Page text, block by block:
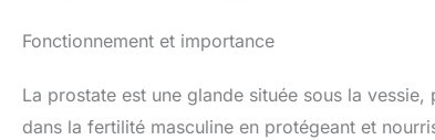
Fonctionnement et importance
La prostate est une glande située sous la
dans la fertilité masculine en protégeant et